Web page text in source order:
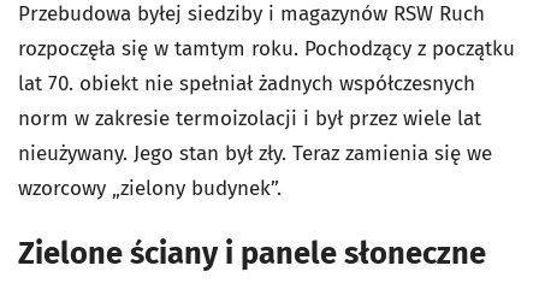
Przebudowa byłej siedziby i magazynów RSW Ruch
rozpoczęła się w tamtym roku. Pochodzący z początku
lat 70. obiekt nie spełniał żadnych współczesnych
norm w zakresie termoizolacji i był przez wiele lat
nieużywany. Jego stan był zły. Teraz zamienia się we
wzorcowy „zielony budynek”.
Zielone ściany i panele słoneczne